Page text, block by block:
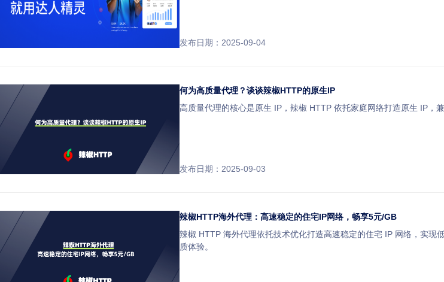
发布日期：2025-09-04
何为高质量代理？谈谈辣椒HTTP的原生IP
高质量代理的核心是原生 IP，辣椒 HTTP 依托家庭网络打造原生 IP，
发布日期：2025-09-03
辣椒HTTP海外代理：高速稳定的住宅IP网络，畅享5元/GB
辣椒 HTTP 海外代理依托技术优化打造高速稳定的住宅 IP 网络，实现
质体验。